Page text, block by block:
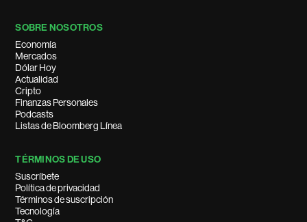
SOBRE NOSOTROS
Economía
Mercados
Dólar Hoy
Actualidad
Cripto
Finanzas Personales
Podcasts
Listas de Bloomberg Línea
TÉRMINOS DE USO
Suscríbete
Política de privacidad
Términos de suscripción
Tecnología